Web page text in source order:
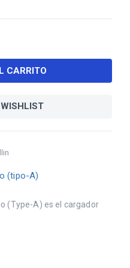
(tipo-A)
(Type-A) es el cargador
CARRITO